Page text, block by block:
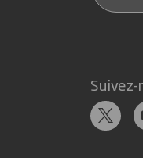
Suivez-